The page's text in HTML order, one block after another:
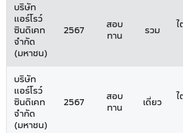
บริษัท
แอร์โรว์
ซินดิเคท
จำกัด
(มหาชน)
2567
สอบ
ทาน
รวม
บริษัท
แอร์โรว์
ซินดิเคท
จำกัด
(มหาชน)
2567
สอบ
ทาน
เดี่ยว